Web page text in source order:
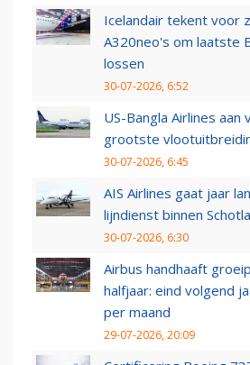
Icelandair tekent voor
A320neo's om laatste
lossen
30-07-2026, 6:52
US-Bangla Airlines aan
grootste
30-07-2026, 6:45
AIS Airlines gaat jaar
lijndienst binnen
30-07-2026, 6:30
Airbus handhaaft
halfjaar: eind volgend
per maand
29-07-2026, 20:09